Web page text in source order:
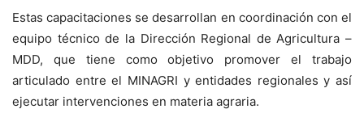
Estas capacitaciones se desarrollan en coordinación con el
equipo técnico de la Dirección Regional de Agricultura –
MDD, que tiene como objetivo promover el trabajo
articulado entre el MINAGRI y entidades regionales y así
ejecutar intervenciones en materia agraria.